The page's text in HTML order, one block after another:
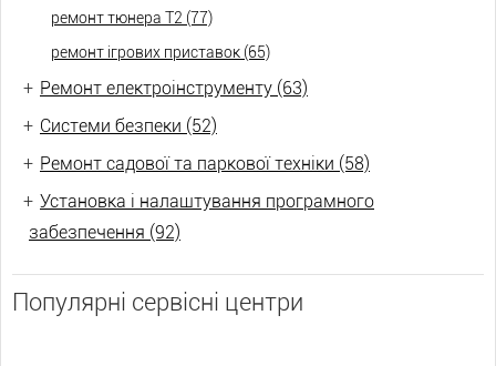
ремонт тюнера Т2 (77)
ремонт ігрових приставок (65)
+ Ремонт електроінструменту (63)
+ Системи безпеки (52)
+ Ремонт садової та паркової техніки (58)
+ Установка і налаштування програмного
забезпечення (92)
Популярні сервісні центри